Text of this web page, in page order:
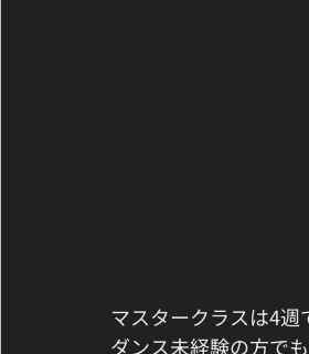
マスタークラスは4週
ダンス未経験の方で